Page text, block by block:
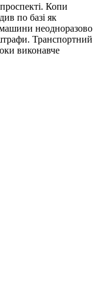
Копи
по базі як
неодноразово
Транспортний
виконавче